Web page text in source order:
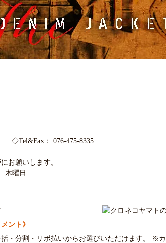
◇Tel&Fax： 076-475-8335
にお願いします。
木曜日
ント》
・分割・リボ払いからお選びいただけます。 ※